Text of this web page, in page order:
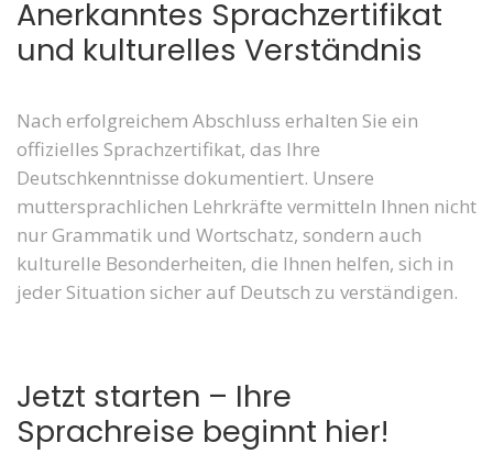
Anerkanntes Sprachzertifikat
und kulturelles Verständnis
Nach erfolgreichem Abschluss erhalten Sie ein
offizielles Sprachzertifikat, das Ihre
Deutschkenntnisse dokumentiert. Unsere
muttersprachlichen Lehrkräfte vermitteln Ihnen nicht
nur Grammatik und Wortschatz, sondern auch
kulturelle Besonderheiten, die Ihnen helfen, sich in
jeder Situation sicher auf Deutsch zu verständigen.
Jetzt starten – Ihre
Sprachreise beginnt hier!